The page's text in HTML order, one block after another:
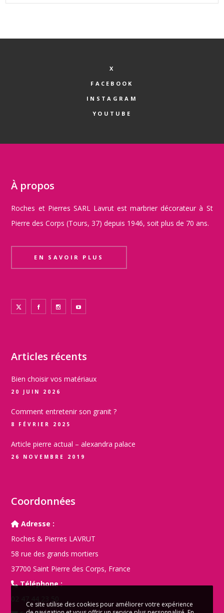
X
FACEBOOK
INSTAGRAM
YOUTUBE
À propos
Roches et Pierres SARL Lavrut est marbrier décorateur à St
Pierre des Corps (Tours, 37) depuis 1946, soit plus de 70 ans.
EN SAVOIR PLUS
Articles récents
Bien choisir vos matériaux
20 JUIN 2026
Comment entretenir son granit ?
8 FÉVRIER 2025
Article pierre actual – alexandra palace
26 NOVEMBRE 2019
Coordonnées
Adresse :
Roches & Pierres LAVRUT
58 rue des grands mortiers
37700 Saint Pierre des Corps, France
Téléphone :
Ce site utilise des cookies pour améliorer votre expérience